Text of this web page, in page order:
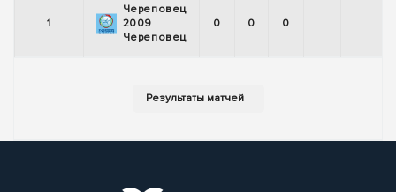
1
Череповец
2009
Череповец
0 0 0